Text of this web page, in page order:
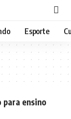
Esporte
para ensino